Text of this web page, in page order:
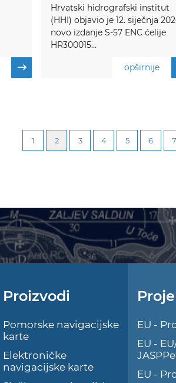
Hrvatski hidrografski institut
(HHI) objavio je 12. siječnja
novo izdanje S-57 ENC ćelije
HR300015...
opširnije
1 2 3 4 5 6 7
Proizvodi
Pomorske navigacijske
karte
Elektroničke
navigacijske karte
EU -
EU -
EU -